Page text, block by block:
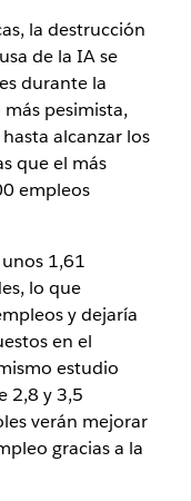
la destrucción
de la IA se
durante la
pesimista,
alcanzar los
que el más
empleos
1,61
lo que
y dejaría
en el
estudio
2,8 y 3,5
verán mejorar
gracias a la